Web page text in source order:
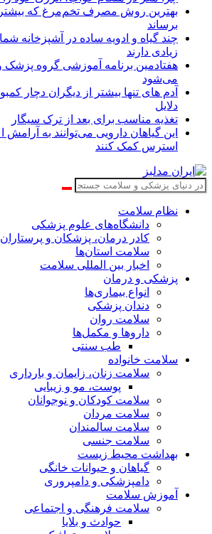
بهترین روش مصرف تخم‌مرغ که
برساند
چند گیاه و ادویه ساده در آشپزخانه
زیادی دارند
هفتادمین برنامه آموزشی گروه پزشک
می‌شود
آدم های تنها بیشتر از دیگران دچار
دلایل
تغذیه مناسب برای بعد از ترک سیگار
این گیاهان دارویی می‌توانند به
استرس کمک کنند
نظام سلامت
دانشگاه‌های علوم پزشکی
کادر درمان، پزشکان و پرستاران
سلامت استان‌ها
اخبار بین المللی سلامت
پزشکی و درمان
انواع بیماری‌ها
دندان پزشکی
سلامت روان
داروها و مکمل‌ها
طب سنتی
سلامت خانواده
سلامت زنان، زایمان و بارداری
پوست، مو و زیبایی
سلامت کودکان و نوجوانان
سلامت مردان
سلامت سالمندان
سلامت جنسی
بهداشت محیط زیست
گیاهان و حیوانات خانگی
دامپزشکی و دامپروری
آموزش سلامت
سلامت فرهنگی و اجتماعی
حوادث و بلایا